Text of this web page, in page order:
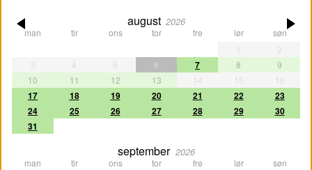
august 2026
man tir ons tor fre lør
søn
1
2
3
4 5 6 7 8
9
10
11 12 13 14 15 16
17 18 19 20 21 22
23
24
25 26 27 28 29
30
31
september 2026
man tir ons tor fre lør søn